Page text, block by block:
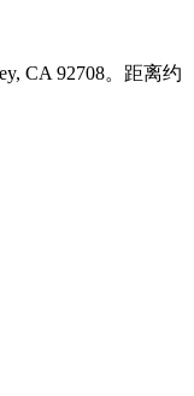
CA 92708。距离约